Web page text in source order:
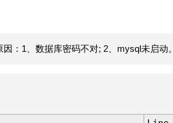
：1、数据库密码不对; 2、mysql未启动。